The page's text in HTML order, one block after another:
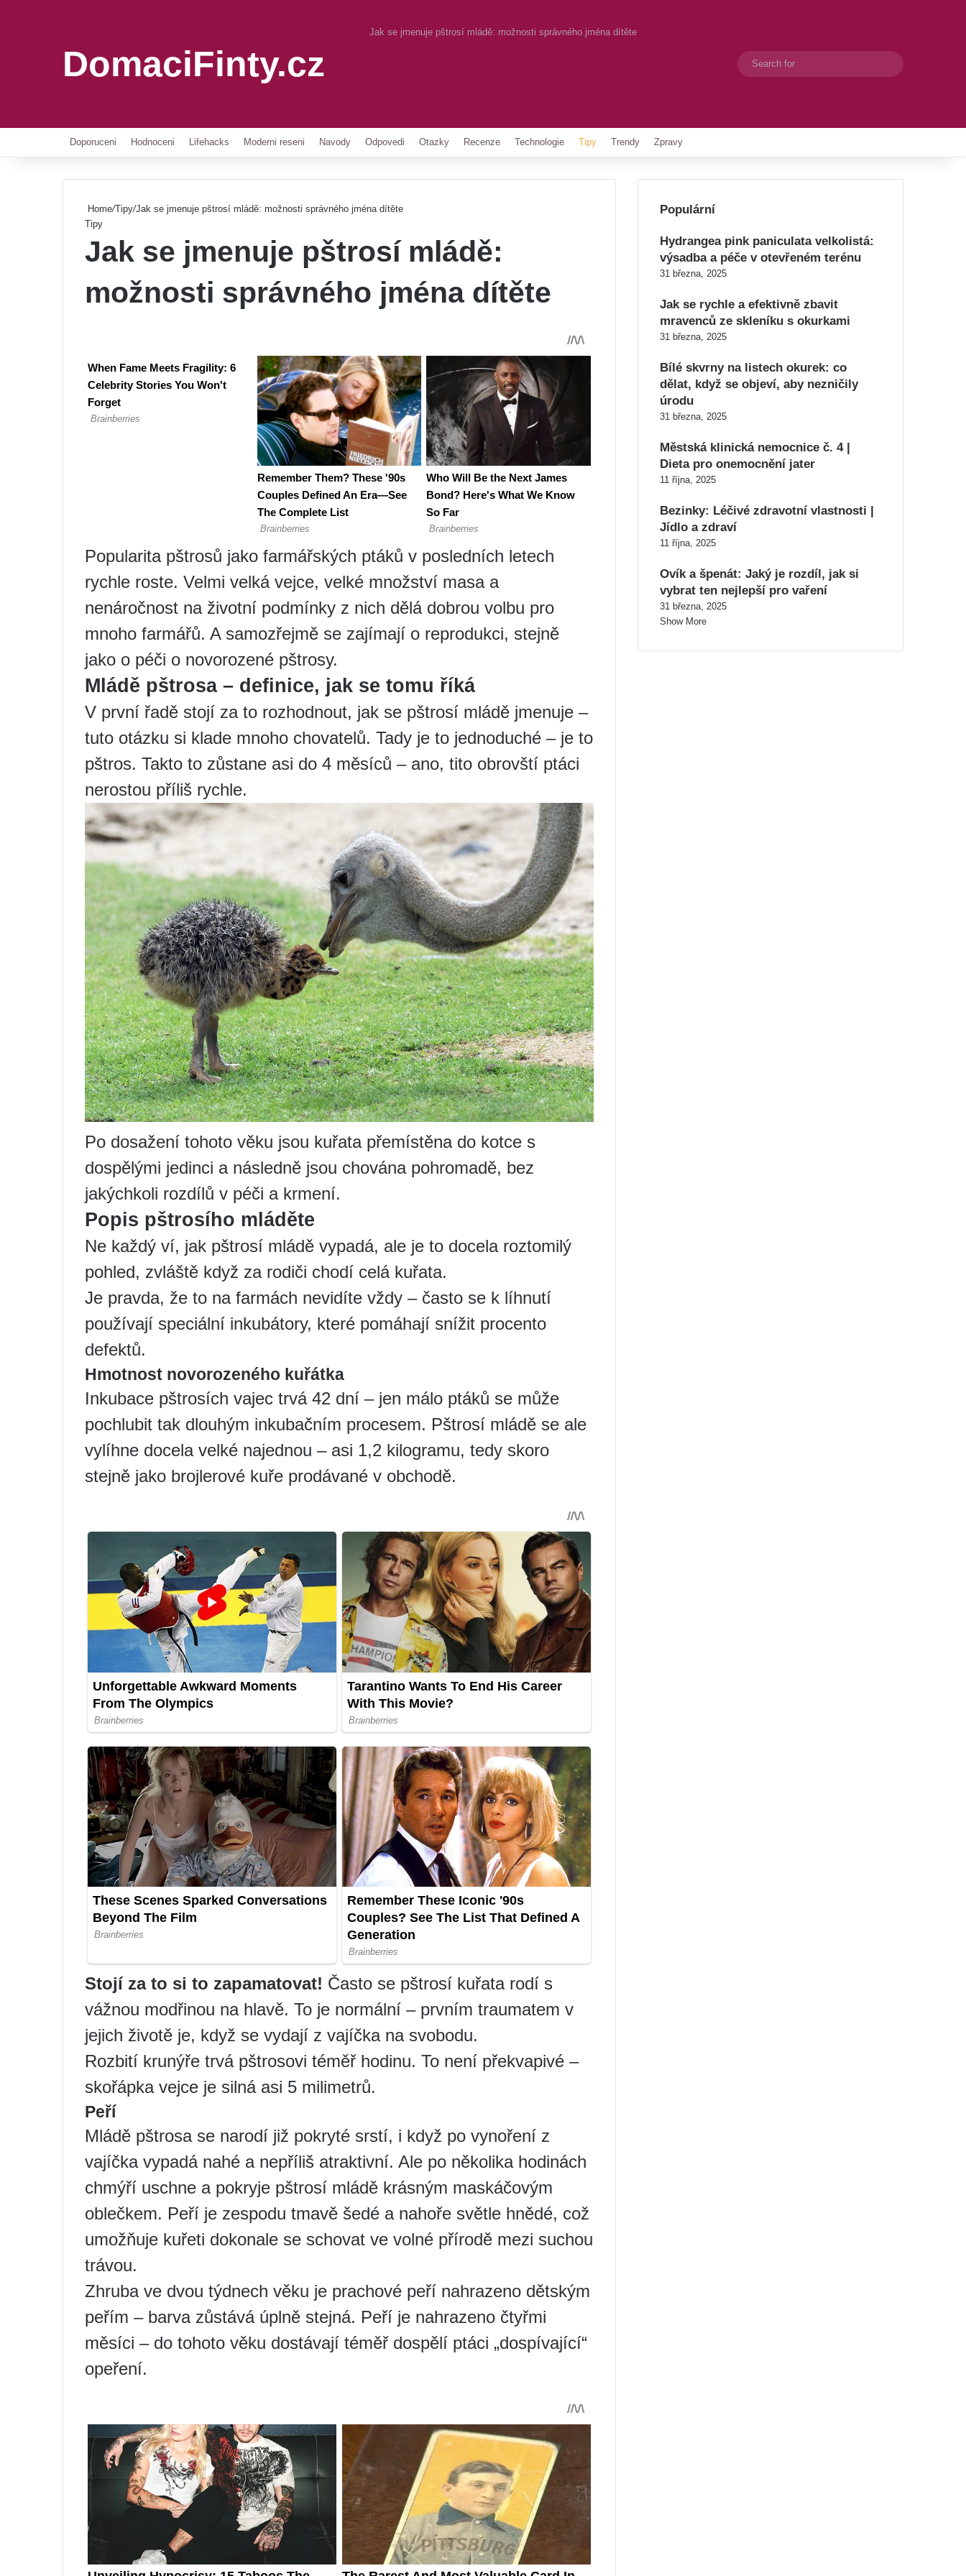
DomaciFinty.cz
Jak se jmenuje pštrosí mládě: možnosti správného jména dítěte
Switch skin
Doporuceni Hodnoceni Lifehacks Moderni reseni Navody Odpovedi Otazky Recenze Technologie Tipy Trendy Zpravy
Home/Tipy/Jak se jmenuje pštrosí mládě: možnosti správného jména dítěte
Tipy
Jak se jmenuje pštrosí mládě:
možnosti správného jména dítěte
Popularita pštrosů jako farmářských ptáků v posledních letech
rychle roste. Velmi velká vejce, velké množství masa a
nenáročnost na životní podmínky z nich dělá dobrou volbu pro
mnoho farmářů. A samozřejmě se zajímají o reprodukci, stejně
jako o péči o novorozené pštrosy.
Mládě pštrosa – definice, jak se tomu říká
V první řadě stojí za to rozhodnout, jak se pštrosí mládě jmenuje –
tuto otázku si klade mnoho chovatelů. Tady je to jednoduché – je to
pštros. Takto to zůstane asi do 4 měsíců – ano, tito obrovští ptáci
nerostou příliš rychle.
Po dosažení tohoto věku jsou kuřata přemístěna do kotce s
dospělými jedinci a následně jsou chována pohromadě, bez
jakýchkoli rozdílů v péči a krmení.
Popis pštrosího mláděte
Ne každý ví, jak pštrosí mládě vypadá, ale je to docela roztomilý
pohled, zvláště když za rodiči chodí celá kuřata.
Je pravda, že to na farmách nevidíte vždy – často se k líhnutí
používají speciální inkubátory, které pomáhají snížit procento
defektů.
Hmotnost novorozeného kuřátka
Inkubace pštrosích vajec trvá 42 dní – jen málo ptáků se může
pochlubit tak dlouhým inkubačním procesem. Pštrosí mládě se ale
vylíhne docela velké najednou – asi 1,2 kilogramu, tedy skoro
stejně jako brojlerové kuře prodávané v obchodě.
Stojí za to si to zapamatovat! Často se pštrosí kuřata rodí s
vážnou modřinou na hlavě. To je normální – prvním traumatem v
jejich životě je, když se vydají z vajíčka na svobodu.
Rozbití krunýře trvá pštrosovi téměř hodinu. To není překvapivé –
skořápka vejce je silná asi 5 milimetrů.
Peří
Mládě pštrosa se narodí již pokryté srstí, i když po vynoření z
vajíčka vypadá nahé a nepříliš atraktivní. Ale po několika hodinách
chmýří uschne a pokryje pštrosí mládě krásným maskáčovým
oblečkem. Peří je zespodu tmavě šedé a nahoře světle hnědé, což
umožňuje kuřeti dokonale se schovat ve volné přírodě mezi suchou
trávou.
Zhruba ve dvou týdnech věku je prachové peří nahrazeno dětským
peřím – barva zůstává úplně stejná. Peří je nahrazeno čtyřmi
měsíci – do tohoto věku dostávají téměř dospělí ptáci „dospívající“
opeření.
Populární
Hydrangea pink paniculata velkolistá:
výsadba a péče v otevřeném terénu
31 března, 2025
Jak se rychle a efektivně zbavit
mravenců ze skleníku s okurkami
31 března, 2025
Bílé skvrny na listech okurek: co
dělat, když se objeví, aby nezničily
úrodu
31 března, 2025
Městská klinická nemocnice č. 4 |
Dieta pro onemocnění jater
11 října, 2025
Bezinky: Léčivé zdravotní vlastnosti |
Jídlo a zdraví
11 října, 2025
Ovík a špenát: Jaký je rozdíl, jak si
vybrat ten nejlepší pro vaření
31 března, 2025
Show More